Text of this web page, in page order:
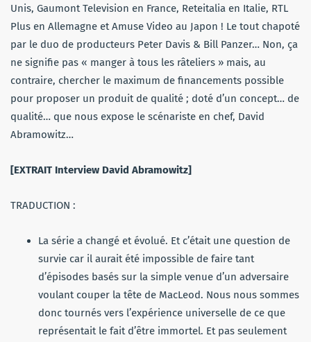
Unis, Gaumont Television en France, Reteitalia en Italie, RTL
Plus en Allemagne et Amuse Video au Japon ! Le tout chapoté
par le duo de producteurs Peter Davis & Bill Panzer… Non, ça
ne signifie pas « manger à tous les râteliers » mais, au
contraire, chercher le maximum de financements possible
pour proposer un produit de qualité ; doté d’un concept… de
qualité… que nous expose le scénariste en chef, David
Abramowitz…
[EXTRAIT Interview David Abramowitz]
TRADUCTION :
La série a changé et évolué. Et c’était une question de
survie car il aurait été impossible de faire tant
d’épisodes basés sur la simple venue d’un adversaire
voulant couper la tête de MacLeod. Nous nous sommes
donc tournés vers l’expérience universelle de ce que
représentait le fait d’être immortel. Et pas seulement